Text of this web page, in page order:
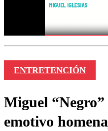
ENTRETENCIÓN
Miguel
emotivo